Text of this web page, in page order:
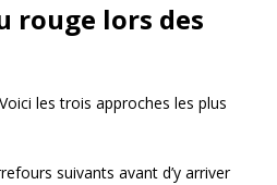
rouge lors des
les trois approches les plus
suivants avant d’y arriver